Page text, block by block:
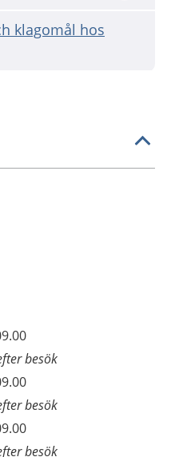
klagomål hos
besök
besök
besök